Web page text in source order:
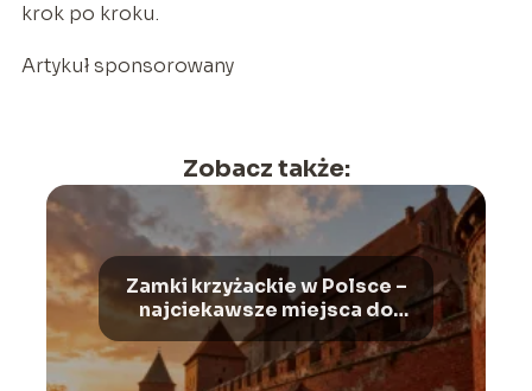
krok po kroku.
Artykuł sponsorowany
Zobacz także:
Zamki krzyżackie w Polsce –
najciekawsze miejsca do
odwiedzenia